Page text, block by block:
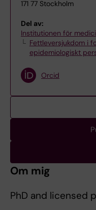
171 77 Stockholm
Del av:
Institutionen för
Fettleversjukdom i
epidemiologiskt
Orcid
Om mig
PhD and licensed